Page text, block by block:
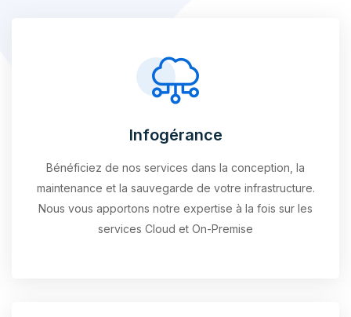
Infogérance
Bénéficiez de nos services dans la conception, la
maintenance et la sauvegarde de votre infrastructure.
Nous vous apportons notre expertise à la fois sur les
services Cloud et On-Premise